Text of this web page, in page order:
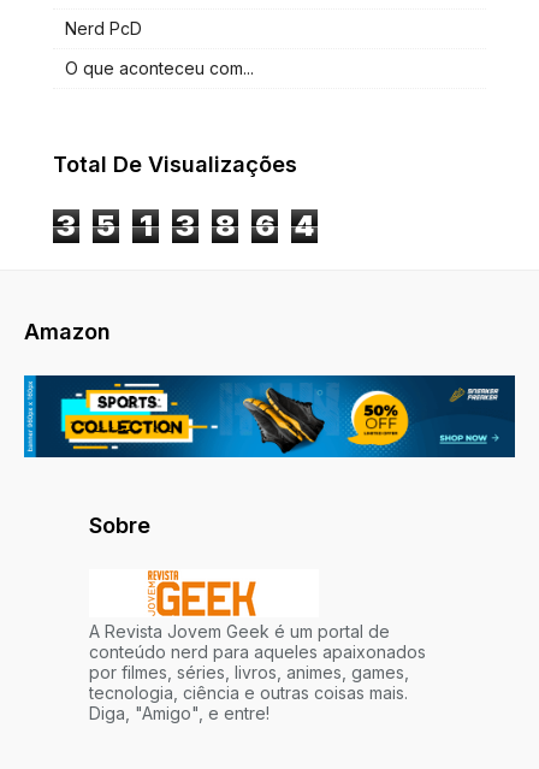
Nerd PcD
O que aconteceu com...
Total De Visualizações
3 5 1 3 8 6 4
Amazon
Sobre
A Revista Jovem Geek é um portal de
conteúdo nerd para aqueles apaixonados
por filmes, séries, livros, animes, games,
tecnologia, ciência e outras coisas mais.
Diga, "Amigo", e entre!